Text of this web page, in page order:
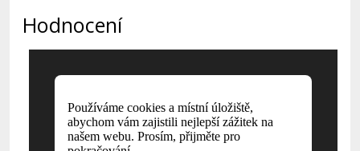
Hodnocení